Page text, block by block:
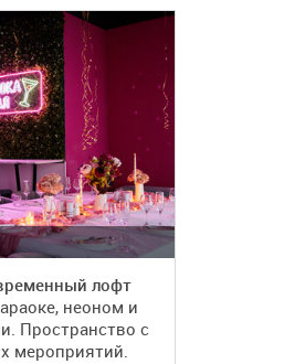
лофт
неоном и
Пространство с
мероприятий.